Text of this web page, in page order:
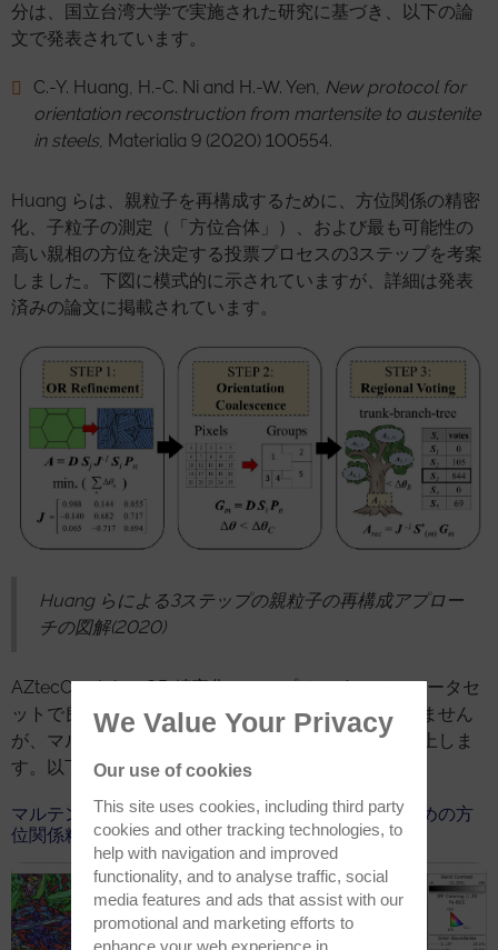
分は、国立台湾大学で実施された研究に基づき、以下の論
文で発表されています。
C.-Y. Huang, H.-C. Ni and H.-W. Yen, New protocol for
orientation reconstruction from martensite to austenite
in steels, Materialia 9 (2020) 100554.
Huang らは、親粒子を再構成するために、方位関係の精密
化、子粒子の測定（「方位合体」）、および最も可能性の
高い親相の方位を決定する投票プロセスの3ステップを考案
しました。下図に模式的に示されていますが、詳細は発表
済みの論文に掲載されています。
Huang らによる3ステップの親粒子の再構成アプロー
チの図解(2020)
AZtecCrystal の OR 精密化ステップは、 すべてのデータセ
ットで良好な再構成の実行には必要なわけではありません
が、マルテンサイト鋼の再構成の頑健性が大幅に向上しま
す。以下のマップは、これを示しています。
マルテンサイト鋼の親粒子の再構成を成功させるための方
位関係精密化の利点を示す方位マップ
We Value Your Privacy
Our use of cookies
This site uses cookies, including third party
cookies and other tracking technologies, to
help with navigation and improved
functionality, and to analyse traffic, social
media features and ads that assist with our
promotional and marketing efforts to
enhance your web experience in